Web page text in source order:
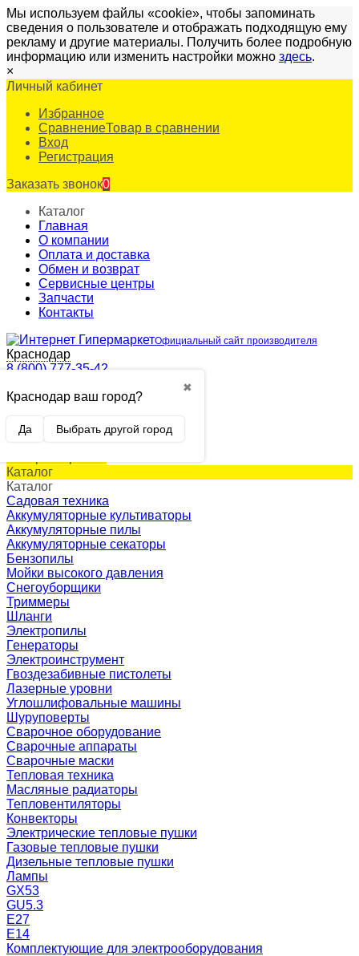
Мы используем файлы «cookie», чтобы запоминать
сведения о пользователе и отображать подходящую ему
рекламу и другие материалы. Получить более подробную
информацию или изменить настройки можно здесь.
×
Личный кабинет
Избранное
СравнениеТовар в сравнении
Вход
Регистрация
Заказать звонок0
Каталог
Главная
О компании
Оплата и доставка
Обмен и возврат
Сервисные центры
Запчасти
Контакты
Официальный сайт производителя
Краснодар
✖
Краснодар ваш город?
Да Выбрать другой город
8 (800) 777-35-42
0
0 p.
(пусто)
Каталог
Каталог
Садовая техника
Аккумуляторные культиваторы
Аккумуляторные пилы
Аккумуляторные секаторы
Бензопилы
Мойки высокого давления
Снегоуборщики
Триммеры
Шланги
Электропилы
Генераторы
Электроинструмент
Гвоздезабивные пистолеты
Лазерные уровни
Углошлифовальные машины
Шуруповерты
Сварочное оборудование
Сварочные аппараты
Сварочные маски
Тепловая техника
Масляные радиаторы
Тепловентиляторы
Конвекторы
Электрические тепловые пушки
Газовые тепловые пушки
Дизельные тепловые пушки
Лампы
GX53
GU5.3
Е27
Е14
Комплектующие для электрооборудования